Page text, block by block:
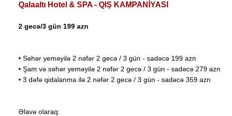
Qalaaltı Hotel & SPA - QIŞ KAMPANİYASI
2 gecə/3 gün 199 azn
• Səhər yeməyilə 2 nəfər 2 gecə / 3 gün - sadəcə 199 azn
• Şam və səhər yeməyilə 2 nəfər 2 gecə / 3 gün - sadəcə 279 azn
• 3 dəfə qidalanma ilə 2 nəfər 2 gecə / 3 gün - sadəcə 359 azn
Əlavə olaraq: